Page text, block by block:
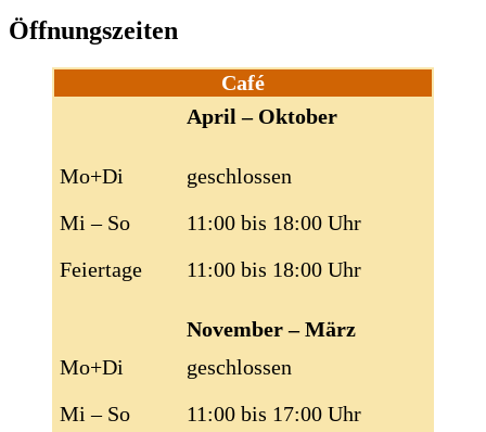
Öffnungszeiten
Café
April – Oktober
Mo+Di
Mi – So
Feiertage
geschlossen
11:00 bis 18:00 Uhr
11:00 bis 18:00 Uhr
November – März
Mo+Di
Mi – So
geschlossen
11:00 bis 17:00 Uhr